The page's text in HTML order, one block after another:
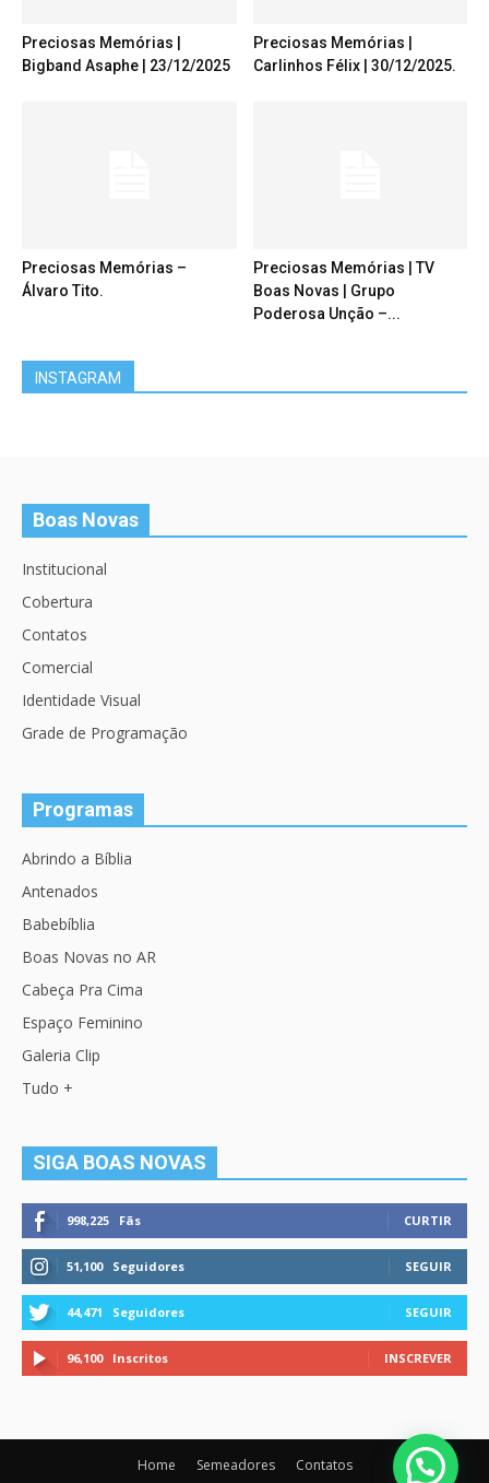
Preciosas Memórias |
Bigband Asaphe | 23/12/2025
Preciosas Memórias |
Carlinhos Félix | 30/12/2025.
Preciosas Memórias –
Álvaro Tito.
Preciosas Memórias | TV
Boas Novas | Grupo
Poderosa Unção –...
INSTAGRAM
Boas Novas
Institucional
Cobertura
Contatos
Comercial
Identidade Visual
Grade de Programação
Programas
Abrindo a Bíblia
Antenados
Babebíblia
Boas Novas no AR
Cabeça Pra Cima
Espaço Feminino
Galeria Clip
Tudo +
SIGA BOAS NOVAS
998,225 Fãs CURTIR
51,100 Seguidores SEGUIR
44,471 Seguidores SEGUIR
96,100 Inscritos INSCREVER
Home Semeadores Contatos